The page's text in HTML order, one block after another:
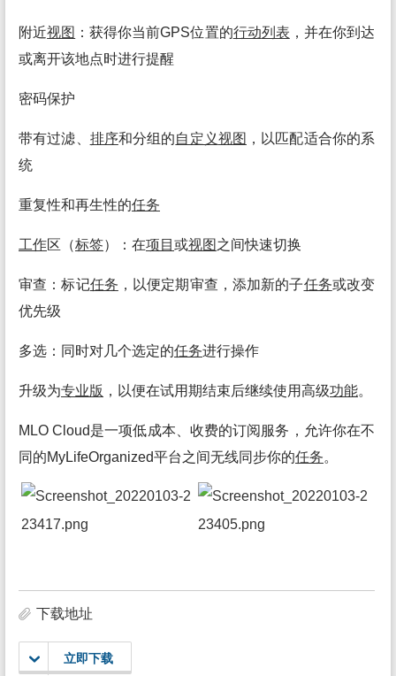
附近视图 ：获得你当前GPS位置的行动列表 ，并在你到达
或离开该地点时进行提醒
密码保护
带有过滤、 排序和分组的自定义视图 ，以匹配适合你的系
统
重复性和再生性的任务
工作区（标签）：在项目 或视图 之间快速切换
审查：标记任务 ，以便定期审查，添加新的子任务或改变
优先级
多选：同时对几个选定的任务进行操作
升级为专业版 ，以便在试用期结束后继续使用高级功能。
MLO Cloud是一项低成本、收费的订阅服务，允许你在不
同的MyLifeOrganized平台之间无线同步你的任务。
下载地址
立即下载